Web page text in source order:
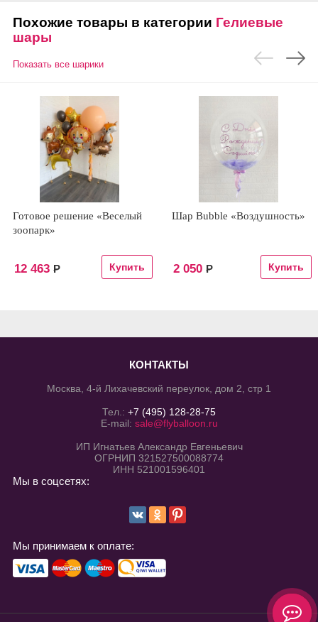
Похожие товары в категории Гелиевые
шары
Показать все шарики
Готовое решение «Веселый
зоопарк»
12 463 Р
Шар Bubble «Воздушность»
2 050 Р
КОНТАКТЫ
Москва, 4-й Лихачевский переулок, дом 2, стр 1
Тел.: +7 (495) 128-28-75
E-mail: sale@flyballoon.ru
ИП Игнатьев Александр Евгеньевич
ОГРНИП 321527500088774
ИНН 521001596401
Мы в соцсетях:
Мы принимаем к оплате: